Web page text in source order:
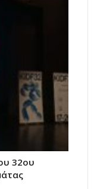
32ου